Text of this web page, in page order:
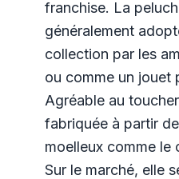
franchise. La
généralement
collection par les
ou comme un jouet
Agréable au
fabriquée à partir
moelleux comme le
Sur le marché, elle